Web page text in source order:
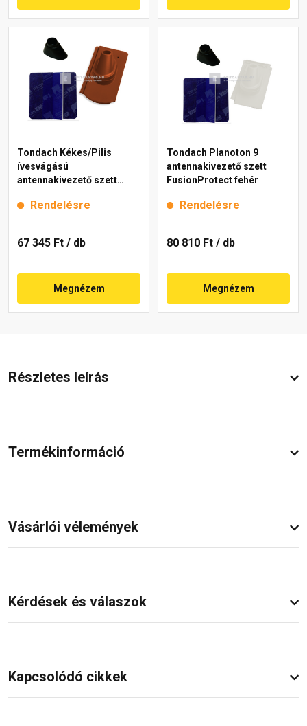
Tondach Kékes/Pilis
ívesvágású
antennakivezető szett
Rendelésre
67 345 Ft / db
Megnézem
Tondach Planoton 9
antennakivezető szett
FusionProtect fehér
Rendelésre
80 810 Ft / db
Megnézem
Részletes leírás
Termékinformáció
Vásárlói vélemények
Kérdések és válaszok
Kapcsolódó cikkek